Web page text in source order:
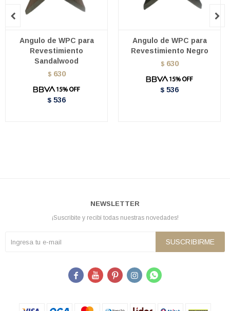
Angulo de WPC para
Revestimiento
Sandalwood
$ 630
$ 536
Angulo de WPC para
Revestimiento Negro
$ 630
$ 536
 
NEWSLETTER
¡Suscribite y recibí todas nuestras novedades!
SUSCRIBIRME
    